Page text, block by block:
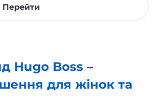
Перейти
Hugo Boss –
для жінок та